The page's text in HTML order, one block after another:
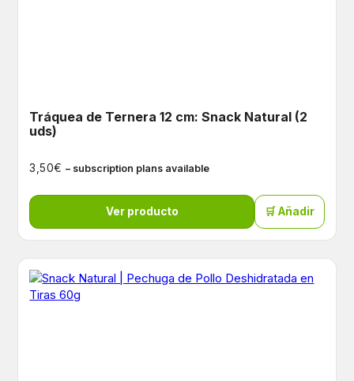
Tráquea de Ternera 12 cm: Snack Natural (2
uds)
3,50€ – subscription plans available
Ver producto 🛒 Añadir